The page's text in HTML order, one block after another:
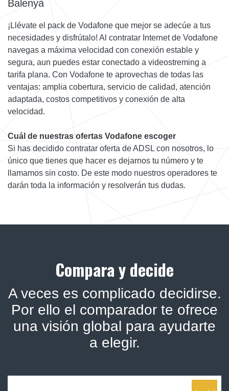
Balenyà
¡Llévate el pack de Vodafone que mejor se adecúe a tus
necesidades y disfrútalo! Al contratar Internet de Vodafone
navegas a máxima velocidad con conexión estable y
segura, aun puedes estar conectado a videostreming a
tarifa plana. Con Vodafone te aprovechas de todas las
ventajas: amplia cobertura, servicio de calidad, atención
adaptada, costos competitivos y conexión de alta
velocidad.
Cuál de nuestras ofertas Vodafone escoger
Si has decidido contratar oferta de ADSL con nosotros, lo
único que tienes que hacer es dejarnos tu número y te
llamamos sin costo. De este modo nuestros operadores te
darán toda la información y resolverán tus dudas.
Compara y decide
A veces es complicado decidirse.
Por ello el comparador te ofrece
una visión global para ayudarte
a elegir.